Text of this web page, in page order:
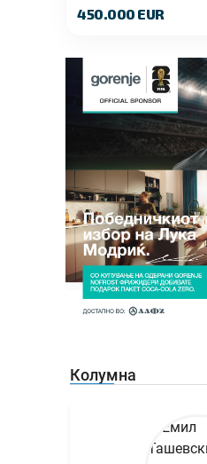
450.000 EUR
Колумна